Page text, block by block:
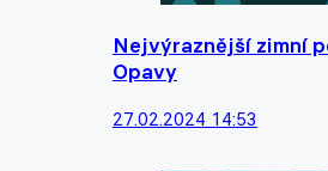
Nejvýraznější zimní
Opavy
27.02.2024 14:53